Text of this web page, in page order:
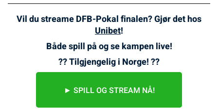
Vil du streame DFB-Pokal finalen? Gjør det hos
Unibet!
Både spill på og se kampen live!
?? Tilgjengelig i Norge! ??
► SPILL OG STREAM NÅ!